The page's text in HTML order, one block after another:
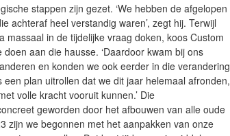
stappen zijn gezet. ‘We hebben de afgelopen
achteraf heel verstandig waren’, zegt hij. Terwijl
massaal in de tijdelijke vraag doken, koos Custom
aan die hausse. ‘Daardoor kwam bij ons
en konden we ook eerder in die verandering
plan uitrollen dat we dit jaar helemaal afronden,
volle kracht vooruit kunnen.’ Die
geworden door het afbouwen van alle oude
zijn we begonnen met het aanpakken van onze